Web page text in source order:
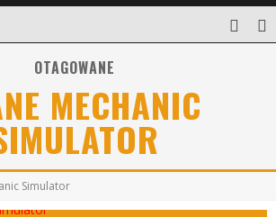
OTAGOWANE
MECHANIC
Simulator